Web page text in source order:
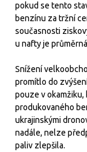
pokud se tento
benzínu za tržní
současnosti
u nafty je
Snížení
promítlo do
pouze v
produkovaného
ukrajinskými
nadále, nelze
paliv zlepšila.